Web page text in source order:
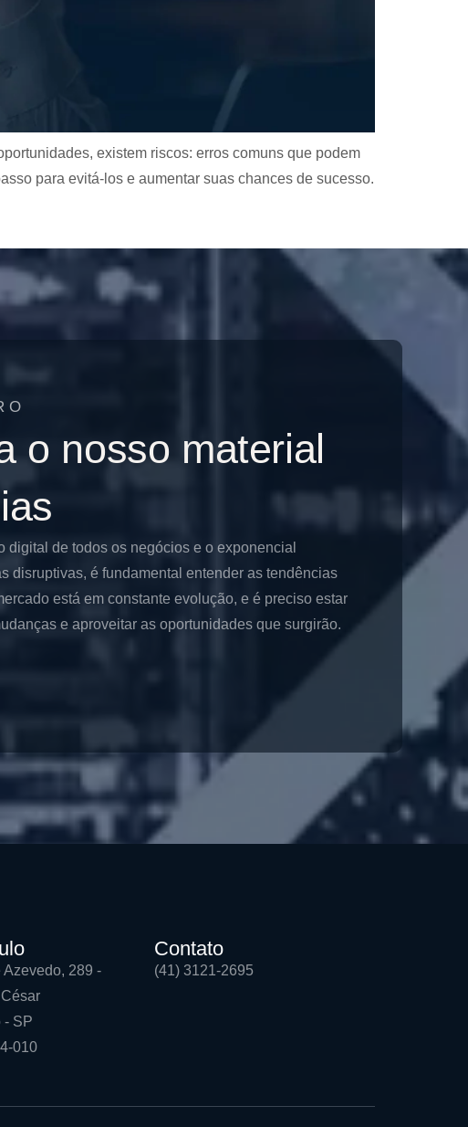
existem riscos: erros comuns que podem
para evitá-los e aumentar suas chances de sucesso.
o nosso material
digital de todos os negócios e o exponencial
disruptivas, é fundamental entender as tendências
está em constante evolução, e é preciso estar
e aproveitar as oportunidades que surgirão.
Azevedo, 289 -
- SP
010
Contato
(41) 3121-2695